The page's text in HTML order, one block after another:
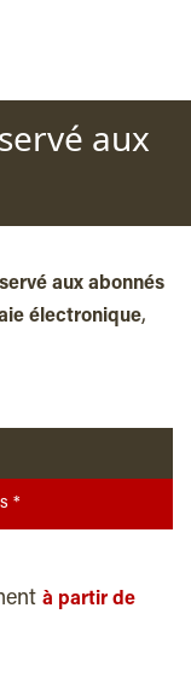
aux
aux abonnés
électronique,
offres *
à partir de